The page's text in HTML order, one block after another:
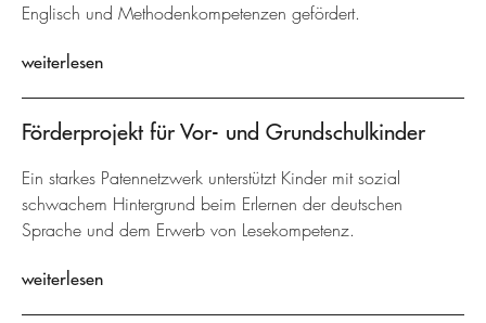
Englisch und Methodenkompetenzen gefördert.
weiterlesen
Förderprojekt für Vor- und Grundschulkinder
Ein starkes Patennetzwerk unterstützt Kinder mit sozial
schwachem Hintergrund beim Erlernen der deutschen
Sprache und dem Erwerb von Lesekompetenz.
weiterlesen